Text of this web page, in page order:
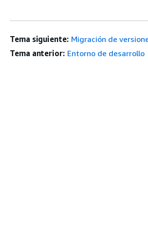
Tema siguiente: Migración de
Tema anterior: Entorno de desarrollo